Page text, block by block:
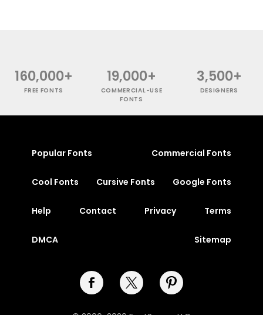
160,000+
FREE FONTS
19,000+
COMMERCIAL-USE
FONTS
3,500+
DESIGNERS
Popular Fonts Commercial Fonts
Cool Fonts Cursive Fonts Google Fonts
Help Contact Privacy Terms
DMCA Sitemap